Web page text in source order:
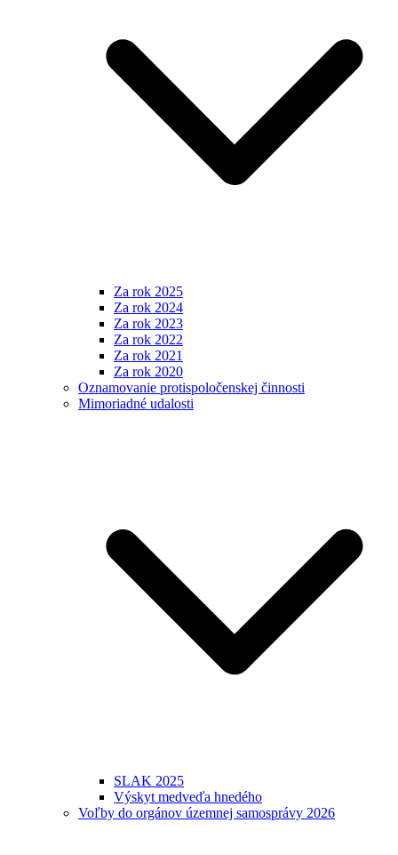
Za rok 2025
Za rok 2024
Za rok 2023
Za rok 2022
Za rok 2021
Za rok 2020
Oznamovanie protispoločenskej činnosti
Mimoriadné udalosti
SLAK 2025
Výskyt medveďa hnedého
Voľby do orgánov územnej samosprávy 2026